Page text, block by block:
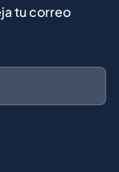
tu correo